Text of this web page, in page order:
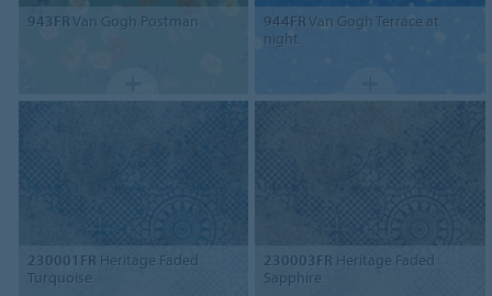
943FRVan Gogh Postman 944FRVan Gogh Terrace at
night
230001FR Heritage Faded
Turquoise
230003FR Heritage Faded
Sapphire